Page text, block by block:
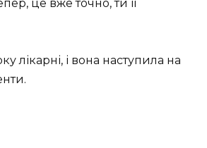
це вже точно, ти її
лікарні, і вона наступила на